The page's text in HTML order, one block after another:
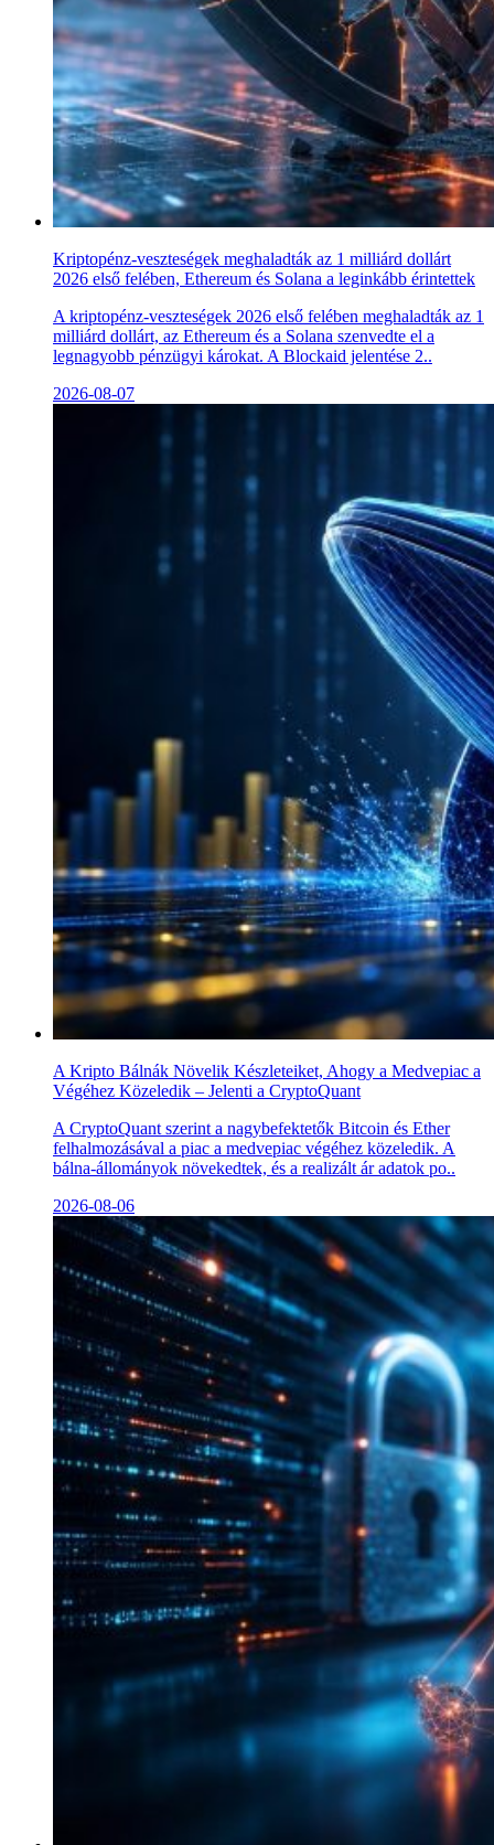
Kriptopénz-veszteségek meghaladták az 1 milliárd dollárt
2026 első felében, Ethereum és Solana a leginkább érintettek
A kriptopénz-veszteségek 2026 első felében meghaladták az 1
milliárd dollárt, az Ethereum és a Solana szenvedte el a
legnagyobb pénzügyi károkat. A Blockaid jelentése 2..
2026-08-07
A Kripto Bálnák Növelik Készleteiket, Ahogy a Medvepiac a
Végéhez Közeledik – Jelenti a CryptoQuant
A CryptoQuant szerint a nagybefektetők Bitcoin és Ether
felhalmozásával a piac a medvepiac végéhez közeledik. A
bálna-állományok növekedtek, és a realizált ár adatok po..
2026-08-06